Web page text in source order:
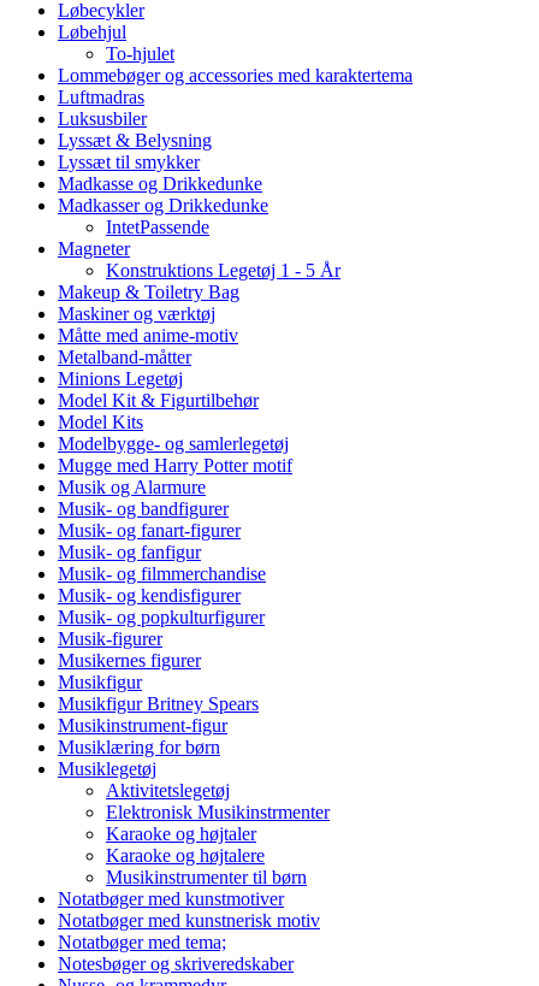
Løbecykler
Løbehjul
To-hjulet
Lommebøger og accessories med karaktertema
Luftmadras
Luksusbiler
Lyssæt & Belysning
Lyssæt til smykker
Madkasse og Drikkedunke
Madkasser og Drikkedunke
IntetPassende
Magneter
Konstruktions Legetøj 1 - 5 År
Makeup & Toiletry Bag
Maskiner og værktøj
Måtte med anime-motiv
Metalband-måtter
Minions Legetøj
Model Kit & Figurtilbehør
Model Kits
Modelbygge- og samlerlegetøj
Mugge med Harry Potter motif
Musik og Alarmure
Musik- og bandfigurer
Musik- og fanart-figurer
Musik- og fanfigur
Musik- og filmmerchandise
Musik- og kendisfigurer
Musik- og popkulturfigurer
Musik-figurer
Musikernes figurer
Musikfigur
Musikfigur Britney Spears
Musikinstrument-figur
Musiklæring for børn
Musiklegetøj
Aktivitetslegetøj
Elektronisk Musikinstrmenter
Karaoke og højtaler
Karaoke og højtalere
Musikinstrumenter til børn
Notatbøger med kunstmotiver
Notatbøger med kunstnerisk motiv
Notatbøger med tema;
Notesbøger og skriveredskaber